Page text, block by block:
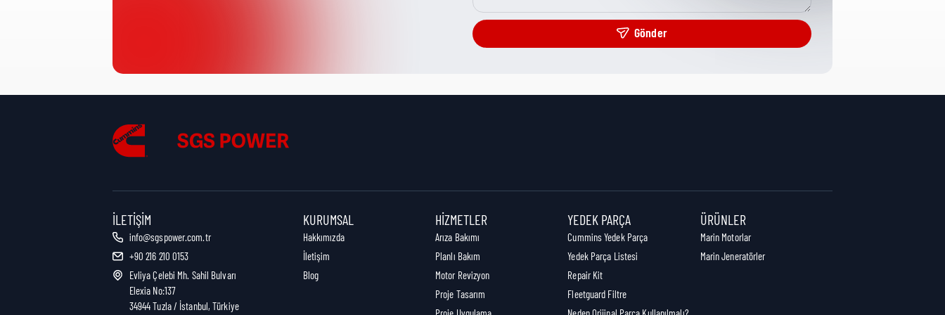
Service Parts
Karton Miktarı:
Karton Ağırlığı:
Gönder
İLETIŞIM
info@sgspower.com.tr
+90 216 210 0153
Evliya Çelebi Mh. Sahil Bulvarı
Elexia No:137
34944 Tuzla / İstanbul, Türkiye
KURUMSAL
Hakkımızda
İletişim
Blog
HIZMETLER
Arıza Bakımı
Planlı Bakım
Motor Revizyon
Proje Tasarım
YEDEK PARÇA
Cummins Yedek Parça
Yedek Parça Listesi
Repair Kit
Fleetguard Filtre
ÜRÜNLER
Marin Motorlar
Marin Jeneratörler